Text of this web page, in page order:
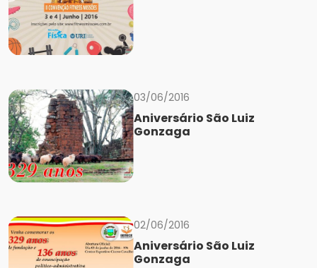
03/06/2016
Aniversário São Luiz
Gonzaga
02/06/2016
Aniversário São Luiz
Gonzaga